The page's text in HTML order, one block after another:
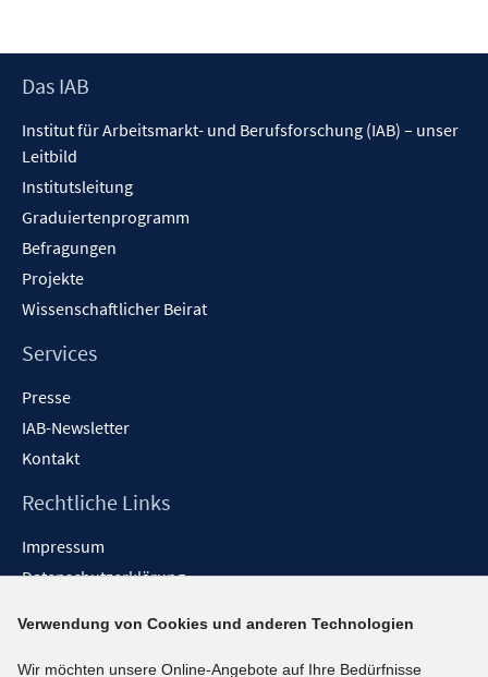
Footer
Das IAB
Institut für Arbeitsmarkt- und Berufsforschung (IAB) – unser
Leitbild
Institutsleitung
Graduiertenprogramm
Befragungen
Projekte
Wissenschaftlicher Beirat
Services
Presse
IAB-Newsletter
Kontakt
Rechtliche Links
Impressum
Datenschutzerklärung
Barrieren melden
Verwendung von Cookies und anderen Technologien
Wir möchten unsere Online-Angebote auf Ihre Bedürfnisse